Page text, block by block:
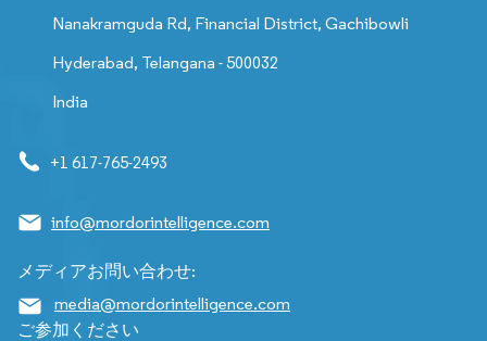
Nanakramguda Rd, Financial District, Gachibowli
Hyderabad, Telangana - 500032
India
+1 617-765-2493
info@mordorintelligence.com
メディアお問い合わせ:
media@mordorintelligence.com
ご参加ください